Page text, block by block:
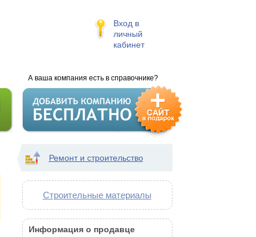
Вход в
личный
кабинет
А ваша компания есть в справочнике?
Ремонт и строительство
Строительные материалы
Информация о продавце